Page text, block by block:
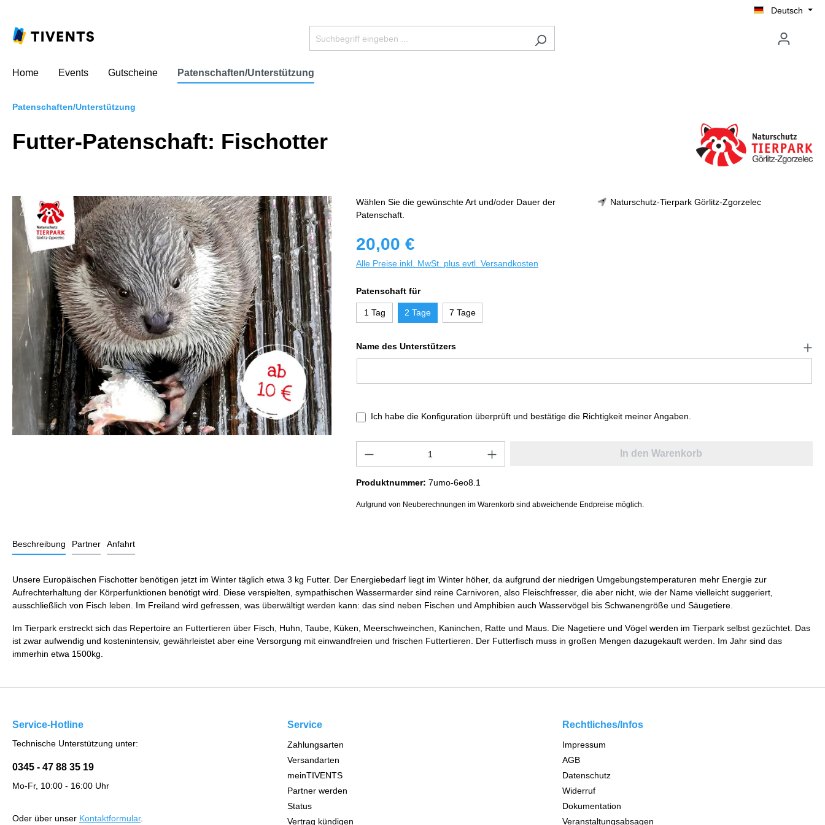
Deutsch
Home Events Gutscheine Patenschaften/Unterstützung
Patenschaften/Unterstützung
Futter-Patenschaft: Fischotter
Wählen Sie die gewünschte Art und/oder Dauer der
Patenschaft.
Naturschutz-Tierpark Görlitz-Zgorzelec
20,00 €
Alle Preise inkl. MwSt. plus evtl. Versandkosten
Patenschaft für
1 Tag 2 Tage 7 Tage
Name des Unterstützers
Ich habe die Konfiguration überprüft und bestätige die Richtigkeit meiner Angaben.
In den Warenkorb
Produktnummer: 7umo-6eo8.1
Aufgrund von Neuberechnungen im Warenkorb sind abweichende Endpreise möglich.
Beschreibung Partner Anfahrt
Unsere Europäischen Fischotter benötigen jetzt im Winter täglich etwa 3 kg Futter. Der Energiebedarf liegt im Winter höher, da aufgrund der niedrigen Umgebungstemperaturen mehr Energie zur
Aufrechterhaltung der Körperfunktionen benötigt wird. Diese verspielten, sympathischen Wassermarder sind reine Carnivoren, also Fleischfresser, die aber nicht, wie der Name vielleicht suggeriert,
ausschließlich von Fisch leben. Im Freiland wird gefressen, was überwältigt werden kann: das sind neben Fischen und Amphibien auch Wasservögel bis Schwanengröße und Säugetiere.
Im Tierpark erstreckt sich das Repertoire an Futtertieren über Fisch, Huhn, Taube, Küken, Meerschweinchen, Kaninchen, Ratte und Maus. Die Nagetiere und Vögel werden im Tierpark selbst gezüchtet. Das
ist zwar aufwendig und kostenintensiv, gewährleistet aber eine Versorgung mit einwandfreien und frischen Futtertieren. Der Futterfisch muss in großen Mengen dazugekauft werden. Im Jahr sind das
immerhin etwa 1500kg.
Service-Hotline
Technische Unterstützung unter:
0345 - 47 88 35 19
Mo-Fr, 10:00 - 16:00 Uhr
Oder über unser Kontaktformular.
Service
Zahlungsarten
Versandarten
meinTIVENTS
Partner werden
Status
Vertrag kündigen
Rechtliches/Infos
Impressum
AGB
Datenschutz
Widerruf
Dokumentation
Veranstaltungsabsagen